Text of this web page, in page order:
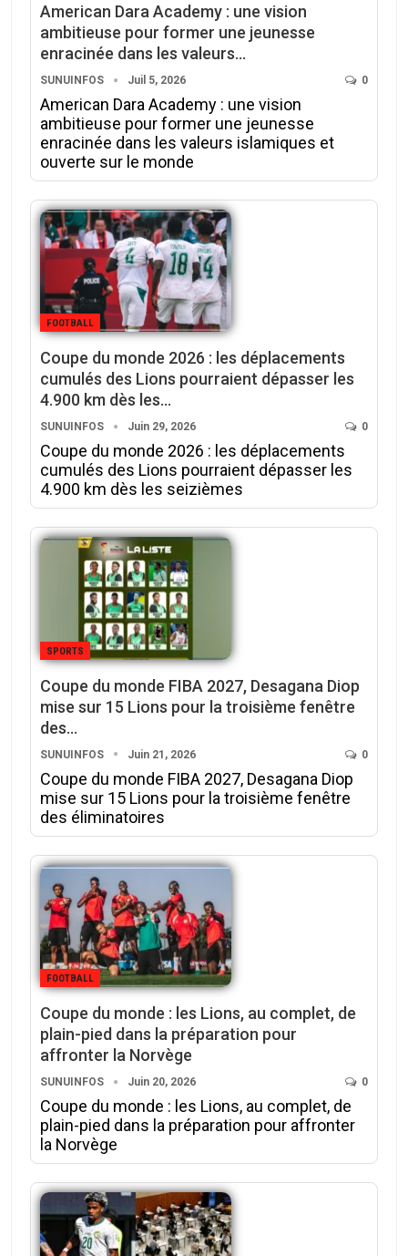
American Dara Academy : une vision
ambitieuse pour former une jeunesse
enracinée dans les valeurs…
SUNUINFOS Juil 5, 2026 0
American Dara Academy : une vision
ambitieuse pour former une jeunesse
enracinée dans les valeurs islamiques et
ouverte sur le monde
FOOTBALL
Coupe du monde 2026 : les déplacements
cumulés des Lions pourraient dépasser les
4.900 km dès les…
SUNUINFOS Juin 29, 2026 0
Coupe du monde 2026 : les déplacements
cumulés des Lions pourraient dépasser les
4.900 km dès les seizièmes‎
SPORTS
Coupe du monde FIBA 2027, Desagana Diop
mise sur 15 Lions pour la troisième fenêtre
des…
SUNUINFOS Juin 21, 2026 0
Coupe du monde FIBA 2027, Desagana Diop
mise sur 15 Lions pour la troisième fenêtre
des éliminatoires
FOOTBALL
‎Coupe du monde : les Lions, au complet, de
plain-pied dans la préparation pour
affronter la Norvège
SUNUINFOS Juin 20, 2026 0
‎Coupe du monde : les Lions, au complet, de
plain-pied dans la préparation pour affronter
la Norvège